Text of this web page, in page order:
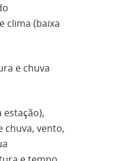
clima (baixa
e chuva
chuva, vento,